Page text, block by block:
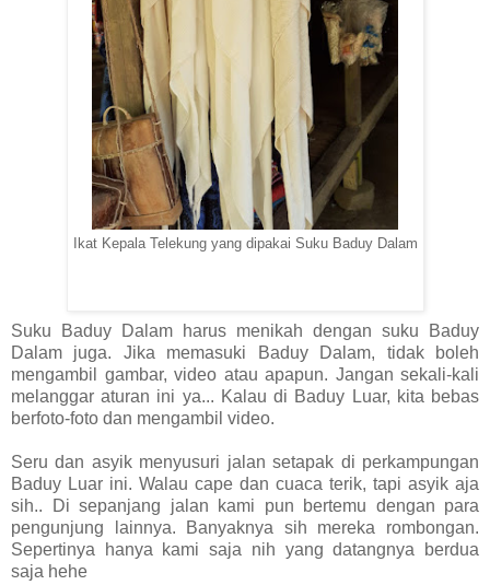
Ikat Kepala Telekung yang dipakai Suku Baduy Dalam
Suku Baduy Dalam harus menikah dengan suku Baduy
Dalam juga. Jika memasuki Baduy Dalam, tidak boleh
mengambil gambar, video atau apapun. Jangan sekali-kali
melanggar aturan ini ya... Kalau di Baduy Luar, kita bebas
berfoto-foto dan mengambil video.
Seru dan asyik menyusuri jalan setapak di perkampungan
Baduy Luar ini. Walau cape dan cuaca terik, tapi asyik aja
sih.. Di sepanjang jalan kami pun bertemu dengan para
pengunjung lainnya. Banyaknya sih mereka rombongan.
Sepertinya hanya kami saja nih yang datangnya berdua
saja hehe